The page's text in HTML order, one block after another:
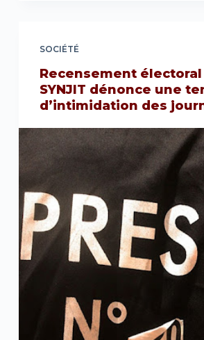
SOCIÉTÉ
Recensement électoral
SYNJIT dénonce une
d’intimidation des